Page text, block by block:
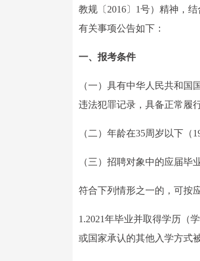
教规〔2016〕1号）精神，
有关事项公告如下：
一、报考条件
（一）具有中华人民共和
违法犯罪记录，具备正常履
（二）年龄在35周岁以下（
（三）招聘对象中的应届
符合下列情形之一的，可按
1.2021年毕业并取得学历（
或国家承认的其他入学方式